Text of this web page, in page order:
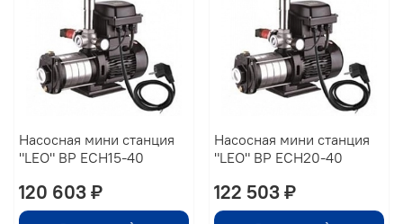
Насосная мини станция
"LEO" BP ECH15-40
120 603 ₽
Насосная мини станция
"LEO" BP ECH20-40
122 503 ₽